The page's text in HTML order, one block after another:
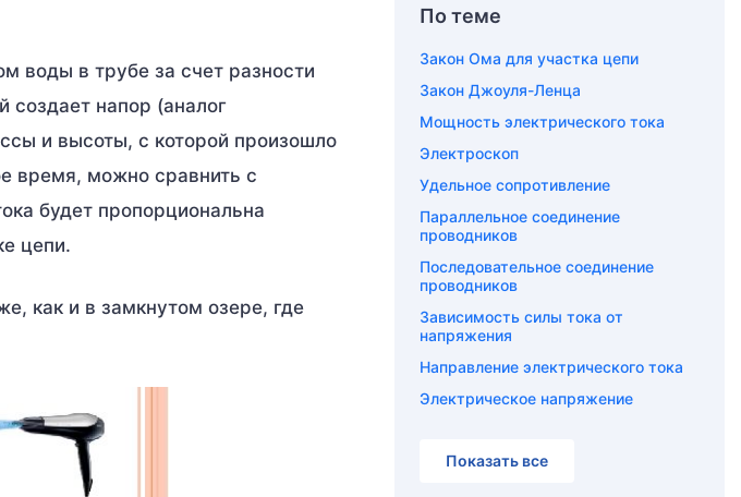
воды в трубе за счет разности
напор (аналог
и высоты, с которой произошло
время, можно сравнить с
будет пропорциональна
цепи.
как и в замкнутом озере, где
По теме
Закон Ома для участка цепи
Закон Джоуля-Ленца
Мощность электрического тока
Электроскоп
Удельное сопротивление
Параллельное соединение
проводников
Последовательное соединение
проводников
Зависимость силы тока от
напряжения
Направление электрического тока
Электрическое напряжение
Показать все